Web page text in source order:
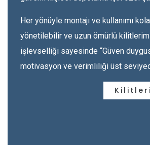
Her yönüyle montajı ve kullanımı
yönetilebilir ve uzun ömürlü
işlevselliği sayesinde “Güven
motivasyon ve verimliliği üst